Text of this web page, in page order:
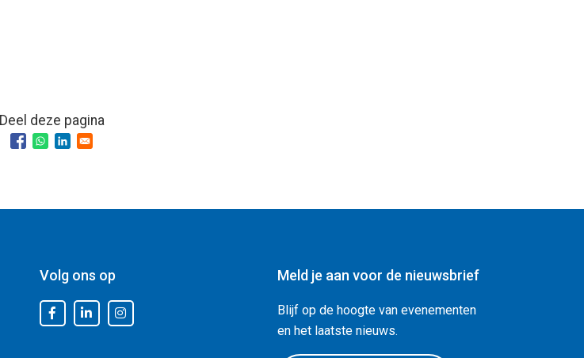
Deel deze pagina
Volg ons op Meld je aan voor de nieuwsbrief
Blijf op de hoogte van evenementen
en het laatste nieuws.